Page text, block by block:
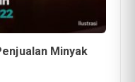
Minyak